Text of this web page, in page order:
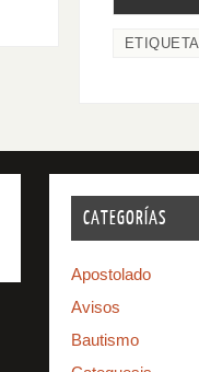
CATEGORÍAS
Apostolado
Avisos
Bautismo